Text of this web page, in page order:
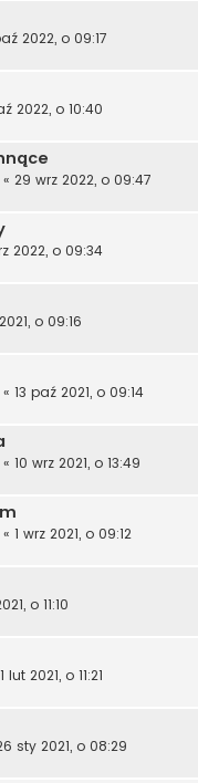
2022, o 09:17
2022, o 10:40
« 29 wrz 2022, o 09:47
2022, o 09:34
o 09:16
« 13 paź 2021, o 09:14
« 10 wrz 2021, o 13:49
« 1 wrz 2021, o 09:12
o 11:10
lut 2021, o 11:21
sty 2021, o 08:29